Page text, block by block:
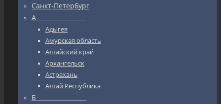
Санкт-Петербург
А_________________
Адыгея
Амурская область
Алтайский край
Архангельск
Астрахань
Алтай Республика
Б_________________